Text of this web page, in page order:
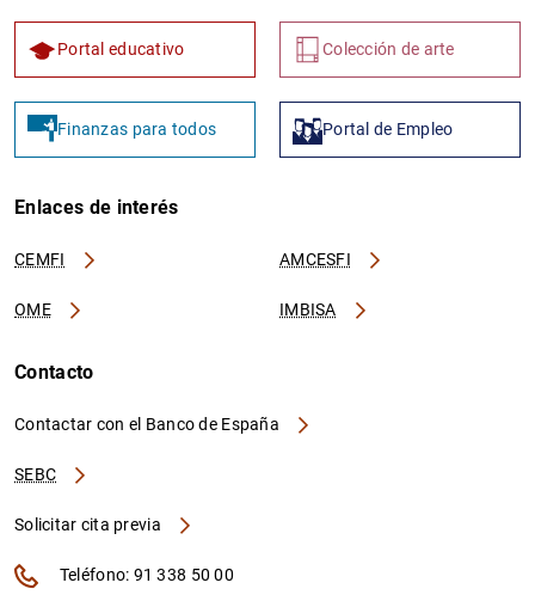
Portal educativo Colección de arte
Finanzas para todos Portal de Empleo
Enlaces de interés
CEMFI AMCESFI
OME IMBISA
Contacto
Contactar con el Banco de España
SEBC
Solicitar cita previa
Teléfono: 91 338 50 00